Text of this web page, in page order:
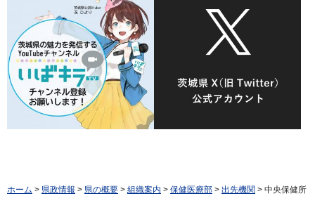
ホーム > 県政情報 > 県の概要 > 組織案内 > 保健医療部 > 出先機関 > 中央保健所